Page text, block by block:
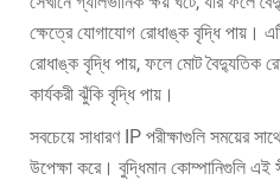
ক্ষেত্রে যোগাযোগ রোধাঙ্ক বৃদ্ধি পায়।
রোধাঙ্ক বৃদ্ধি পায়, ফলে মোট বৈদ্যুতিক
কার্যকরী ঝুঁকি বৃদ্ধি পায়।
সবচেয়ে সাধারণ IP পরীক্ষাগুলি সময়ের
উপেক্ষা করে। বুদ্ধিমান কোম্পানিগুলি